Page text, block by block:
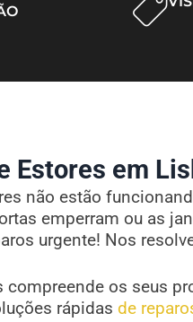
Estores em
não estão
emperram ou as
urgente! Nos
compreende os seus
rápidas de